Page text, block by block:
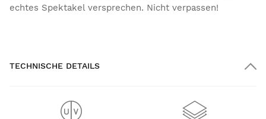
echtes Spektakel versprechen. Nicht verpassen!
TECHNISCHE DETAILS